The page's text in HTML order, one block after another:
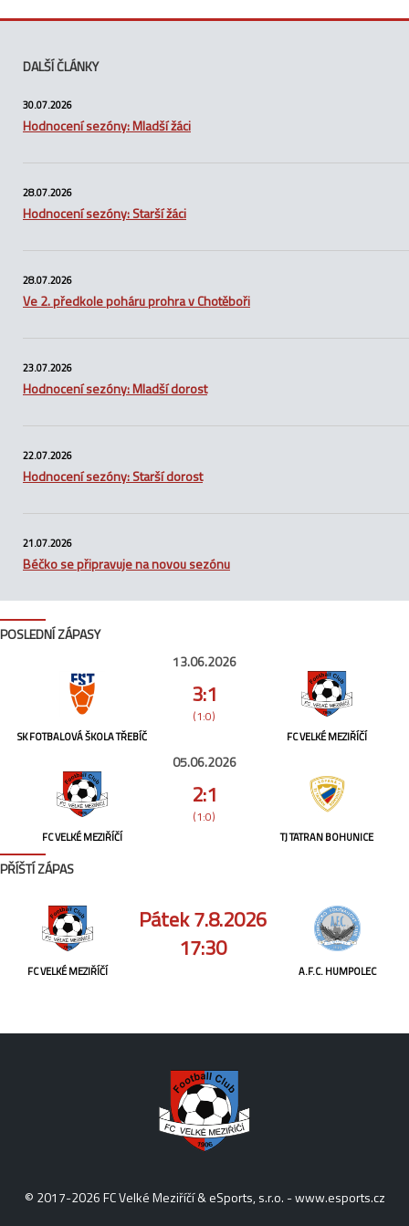
DALŠÍ ČLÁNKY
30.07.2026
Hodnocení sezóny: Mladší žáci
28.07.2026
Hodnocení sezóny: Starší žáci
28.07.2026
Ve 2. předkole poháru prohra v Chotěboři
23.07.2026
Hodnocení sezóny: Mladší dorost
22.07.2026
Hodnocení sezóny: Starší dorost
21.07.2026
Béčko se připravuje na novou sezónu
POSLEDNÍ ZÁPASY
SK FOTBALOVÁ ŠKOLA TŘEBÍČ
13.06.2026
3:1
(1:0)
FC VELKÉ MEZIŘÍČÍ
FC VELKÉ MEZIŘÍČÍ
05.06.2026
2:1
(1:0)
TJ TATRAN BOHUNICE
PŘÍŠTÍ ZÁPAS
FC VELKÉ MEZIŘÍČÍ
Pátek 7.8.2026
17:30
A.F.C. HUMPOLEC
© 2017-2026 FC Velké Meziříčí & eSports, s.r.o. -www.esports.cz